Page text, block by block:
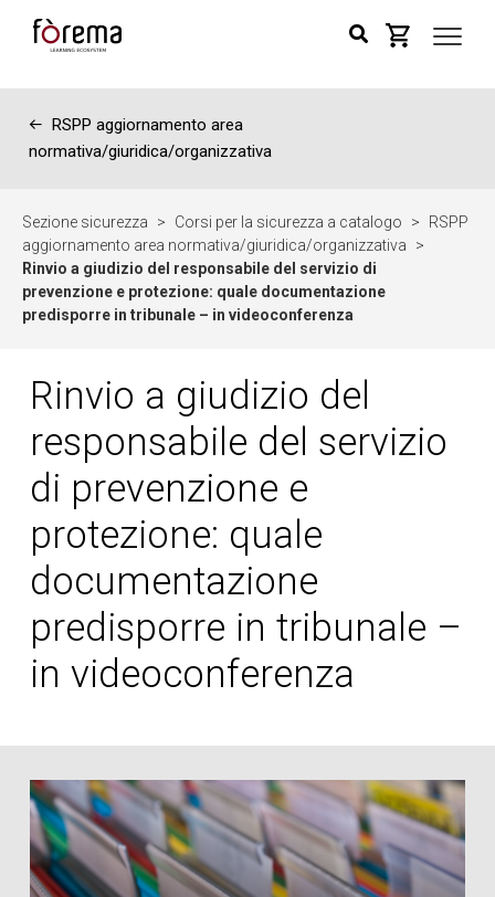
← RSPP aggiornamento area
normativa/giuridica/organizzativa
Sezione sicurezza > Corsi per la sicurezza a catalogo >
RSPP
aggiornamento area normativa/giuridica/organizzativa
>
Rinvio a giudizio del responsabile del servizio di
prevenzione e protezione: quale documentazione
predisporre in tribunale – in videoconferenza
Rinvio a giudizio del
responsabile del servizio
di prevenzione e
protezione: quale
documentazione
predisporre in tribunale –
in videoconferenza